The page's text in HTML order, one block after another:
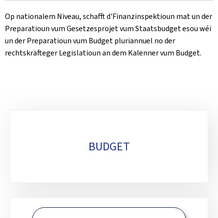
Op nationalem Niveau, schafft d'Finanzinspektioun mat un der
Preparatioun vum Gesetzesprojet vum Staatsbudget esou wéi
un der Preparatioun vum Budget pluriannuel no der
rechtskräfteger Legislatioun an dem Kalenner vum Budget.
BUDGET